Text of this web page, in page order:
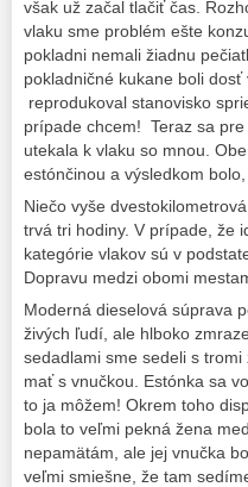
však už začal tlačiť čas.
vlaku sme problém ešte
pokladni nemali žiadnu
pokladničné kukane boli
reprodukoval stanovisko
prípade chcem! Teraz sa
utekala k vlaku so mnou.
estónčinou a výsledkom
Niečo vyše
trvá tri hodiny. V prípade, že
kategórie vlakov sú v
Dopravu medzi obomi
Moderná dieselová súprava
živých ľudí, ale hlboko
sedadlami sme sedeli s
mať s vnučkou. Estónka sa
to ja môžem! Okrem toho
bola to veľmi pekná žena
nepamätám, ale jej vnučka
veľmi smiešne, že tam